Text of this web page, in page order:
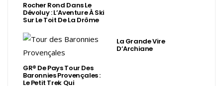
Rocher Rond Dans Le
Dévoluy : L’Aventure À Ski
Sur Le Toit De La Drôme
GR® De Pays Tour Des
Baronnies Provençales :
Le Petit Trek Qui
La Grande Vire
D’Archiane